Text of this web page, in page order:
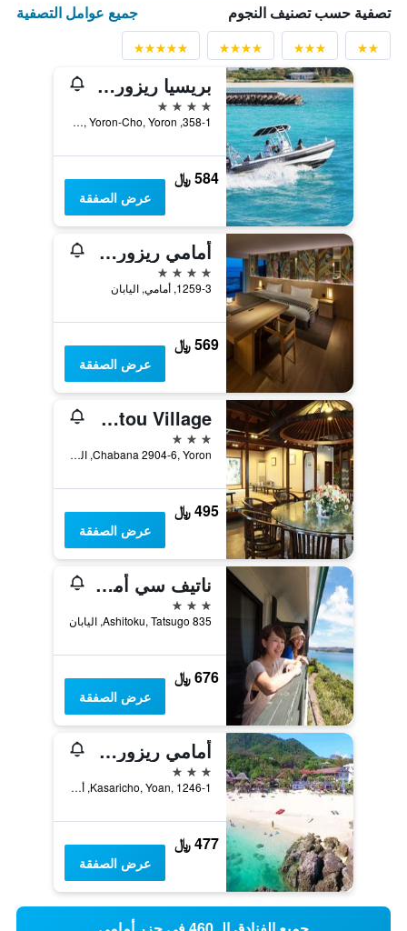
تصفية حسب تصنيف النجوم جميع عوامل التصفية
بريسيا ريزورت يورون
4 نجوم
358-1, Riccho, Yoron-Cho, Yoron, اليابان
584 ﷼
عرض الصفقة
أمامي ريزورت تيدا مون
4 نجوم
1259-3, أمامي, اليابان
569 ﷼
عرض الصفقة
Yorontou Village
3 نجوم
Chabana 2904-6, Yoron, اليابان
495 ﷼
عرض الصفقة
ناتيف سي أمامي
3 نجوم
835 Ashitoku, Tatsugo, اليابان
676 ﷼
عرض الصفقة
أمامي ريزورت باسيايامامورا
3 نجوم
Kasaricho, Yoan, 1246-1, أمامي, اليابان
477 ﷼
عرض الصفقة